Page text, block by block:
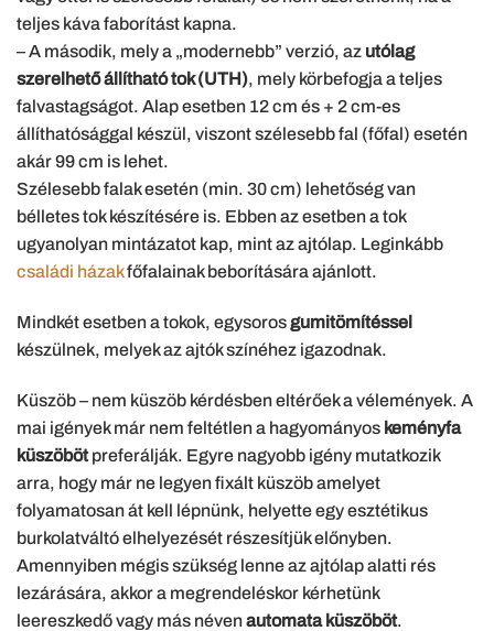
teljes káva faborítást kapna.
– A második, mely a „modernebb” verzió, az utólag
szerelhető állítható tok (UTH), mely körbefogja a teljes
falvastagságot. Alap esetben 12 cm és + 2 cm-es
állíthatósággal készül, viszont szélesebb fal (főfal) esetén
akár 99 cm is lehet.
Szélesebb falak esetén (min. 30 cm) lehetőség van
bélletes tok készítésére is. Ebben az esetben a tok
ugyanolyan mintázatot kap, mint az ajtólap. Leginkább
családi házakfőfalainak beborítására ajánlott.
Mindkét esetben a tokok, egysorosgumitömítéssel
készülnek, melyek az ajtók színéhez igazodnak.
Küszöb – nem küszöb kérdésben eltérőek a vélemények. A
mai igények már nem feltétlen a hagyományos keményfa
küszöbötpreferálják. Egyre nagyobb igény mutatkozik
arra, hogy már ne legyen fixált küszöb amelyet
folyamatosan át kell lépnünk, helyette egy esztétikus
burkolatváltó elhelyezését részesítjük előnyben.
Amennyiben mégis szükség lenne az ajtólap alatti rés
lezárására, akkor a megrendeléskor kérhetünk
leereszkedő vagy más névenautomata küszöböt.